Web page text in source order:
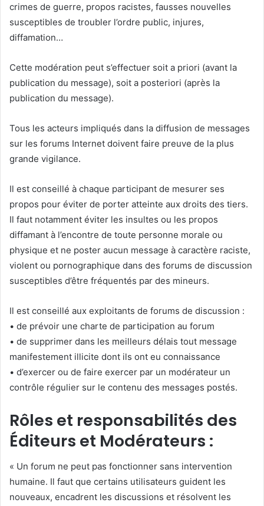
crimes de guerre, propos racistes, fausses nouvelles
susceptibles de troubler l’ordre public, injures,
diffamation…
Cette modération peut s’effectuer soit a priori (avant la
publication du message), soit a posteriori (après la
publication du message).
Tous les acteurs impliqués dans la diffusion de messages
sur les forums Internet doivent faire preuve de la plus
grande vigilance.
Il est conseillé à chaque participant de mesurer ses
propos pour éviter de porter atteinte aux droits des tiers.
Il faut notamment éviter les insultes ou les propos
diffamant à l’encontre de toute personne morale ou
physique et ne poster aucun message à caractère raciste,
violent ou pornographique dans des forums de discussion
susceptibles d’être fréquentés par des mineurs.
Il est conseillé aux exploitants de forums de discussion :
• de prévoir une charte de participation au forum
• de supprimer dans les meilleurs délais tout message
manifestement illicite dont ils ont eu connaissance
• d’exercer ou de faire exercer par un modérateur un
contrôle régulier sur le contenu des messages postés.
Rôles et responsabilités des
Éditeurs et Modérateurs :
« Un forum ne peut pas fonctionner sans intervention
humaine. Il faut que certains utilisateurs guident les
nouveaux, encadrent les discussions et résolvent les